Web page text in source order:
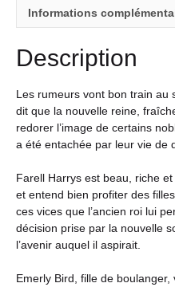
Informations
Description
Les rumeurs vont bon train au
dit que la nouvelle reine,
redorer l’image de certains
a été entachée par leur vie de
Farell Harrys est beau, riche
et entend bien profiter des
ces vices que l’ancien roi lui
décision prise par la nouvelle
l’avenir auquel il aspirait.
Emerly Bird, fille de